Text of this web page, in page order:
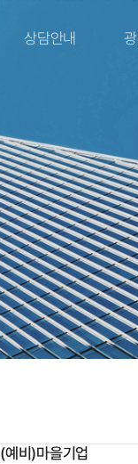
상담안내
(예비)마을기업